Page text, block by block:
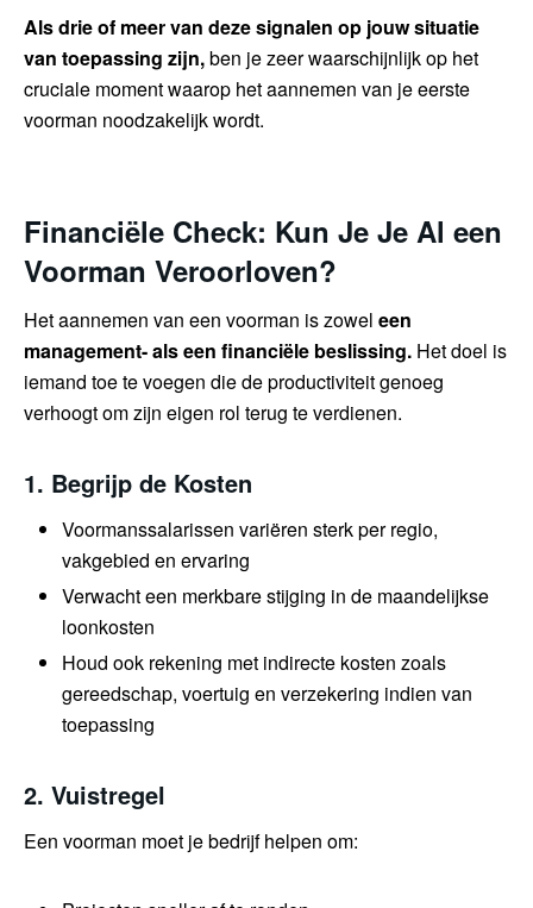
Als drie of meer van deze signalen op jouw situatie
van toepassing zijn,ben je zeer waarschijnlijk op het
cruciale moment waarop het aannemen van je eerste
voorman noodzakelijk wordt.
Financiële Check: Kun Je Je Al een
Voorman Veroorloven?
Het aannemen van een voorman is zowel een
management- als een financiële beslissing. Het doel is
iemand toe te voegen die de productiviteit genoeg
verhoogt om zijn eigen rol terug te verdienen.
1. Begrijp de Kosten
Voormanssalarissen variëren sterk per regio,
vakgebied en ervaring
Verwacht een merkbare stijging in de maandelijkse
loonkosten
Houd ook rekening met indirecte kosten zoals
gereedschap, voertuig en verzekering indien van
toepassing
2. Vuistregel
Een voorman moet je bedrijf helpen om: